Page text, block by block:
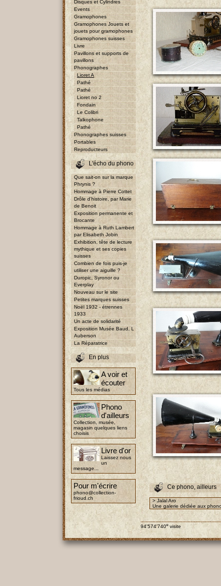
Disques et Cylindres
Events
Gramophones
Gramophones Jouets et
jouets pour gramophones
Gramophones suisses
Livre
Pavillons et supports de
pavillons
Phonographes
Lioret A
Pathé
Pathé
Lioret no 2
Fondain
Le Colibri
Talkophone
Pathé
Phonographes suisses
Portables
Reproducteurs
L'écho du phono
Que sait-on sur la marque
Phrynis ?
Hommage à Pierre Cottet
Drôle d'histoire, par Marie
de Benoit
Exposition permanente et
Brocante
Hommage à Ruth Lambert
par Elisabeth Jobin
Exhibition, tête de lecture
mythique et ses copies
suisses
Combien de fois puis-je
utiliser une aiguille ?
Duropic, Syronor ou
Everplay
Nouveau sur le site
Petites marques suisses
Noël 1932 - étrennes
1933
Un acte de solidarité
Exposition Musée Baud, L
Auberson
La Réparatrice
En plus
A voir et
écouter
Tous les médias
Phono
d'ailleurs
Collection, musée,
magasin quelques liens
choisis
Livre d'or
Laissez nous
un
message...
Pour m'écrire
phono@collection-
frioud.ch
Ce phono, ailleurs
> Jalal Aro
Une galerie dédiée aux
94'574'740e visite